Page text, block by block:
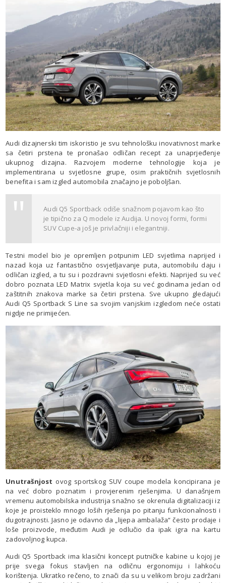
Audi dizajnerski tim iskoristio je svu tehnološku inovativnost marke
sa četiri prstena te pronašao odličan recept za unaprjeđenje
ukupnog dizajna. Razvojem moderne tehnologije koja je
implementirana u svjetlosne grupe, osim praktičnih svjetlosnih
benefita i sam izgled automobila značajno je poboljšan.
Audi Q5 Sportback odiše snažnom pojavom kao što
je tipično za Q modele iz Audija. U novoj formi, formi
SUV Cupe-a još je privlačniji i elegantniji.
Testni model bio je opremljen potpunim LED svjetlima naprijed i
nazad koja uz fantastično osvjetljavanje puta, automobilu daju i
odličan izgled, a tu su i pozdravni svjetlosni efekti. Naprijed su već
dobro poznata LED Matrix svjetla koja su već godinama jedan od
zaštitnih znakova marke sa četiri prstena. Sve ukupno gledajući
Audi Q5 Sportback S Line sa svojim vanjskim izgledom neće ostati
nigdje ne primijećen.
Unutrašnjost ovog sportskog SUV coupe modela koncipirana je
na već dobro poznatim i provjerenim rješenjima. U današnjem
vremenu automobilska industrija snažno se okrenula digitalizaciji iz
koje je proisteklo mnogo loših rješenja po pitanju funkcionalnosti i
dugotrajnosti. Jasno je odavno da „lijepa ambalaža“ često prodaje i
loše proizvode, međutim Audi je odlučio da ipak igra na kartu
zadovoljnog kupca.
Audi Q5 Sportback ima klasični koncept putničke kabine u kojoj je
prije svega fokus stavljen na odličnu ergonomiju i lahkoću
korištenja. Ukratko rečeno, to znači da su u velikom broju zadržani